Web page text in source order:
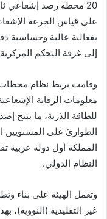
20 محطة رصد إشعاعي
على قياس الجرعة
بفعالية عالية وحساسية
إلى غرفة التحكم
وقامت بربط نظام محطات
للطاقة الذرية، ما يتيح
الطوارئ على المستويين
المملكة أول دولة
النظام الدولي.
وتعمل الهيئة على بناء
غير التقليدية